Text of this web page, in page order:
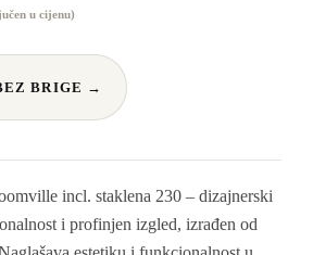
u cijenu)
BRIGE →
incl. staklena 230 – dizajnerski
i profinjen izgled, izrađen od